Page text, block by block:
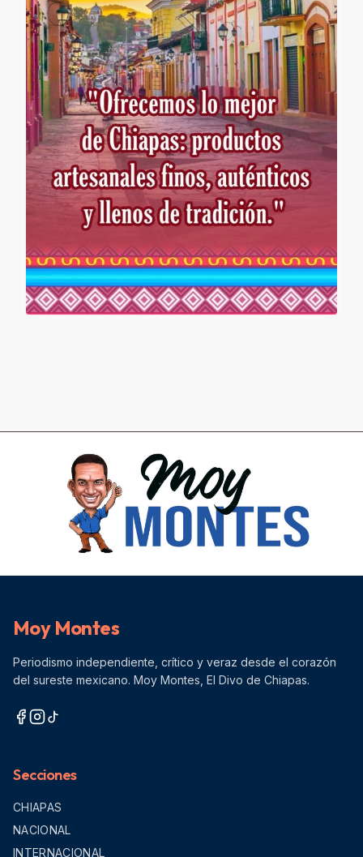
Moy Montes
Periodismo independiente, crítico y veraz desde el corazón
del sureste mexicano. Moy Montes, El Divo de Chiapas.
Secciones
CHIAPAS
NACIONAL
INTERNACIONAL